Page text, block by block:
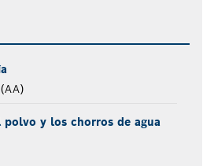
y los chorros de agua